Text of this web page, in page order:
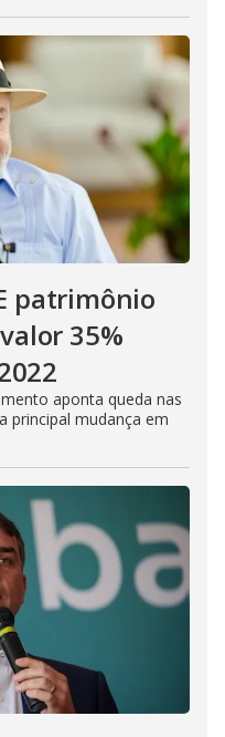
patrimônio
35%
aponta queda nas
principal mudança em